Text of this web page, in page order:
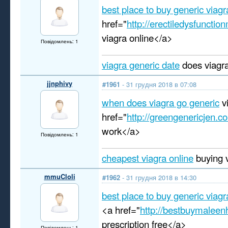
Повідомлень: 1
best place to buy generic
href="http://
viagra online</a>
viagra generic datedoes
jjnphivy
Повідомлень: 1
#1961 - 31 грудня 2018 в 07:08
when does viagra go generic
href="http://
work</a>
cheapest viagra online buying
mmuCloli #1962 - 31 грудня 2018 в 14:30
best place to buy generic
<a href="http://
prescription free</a>